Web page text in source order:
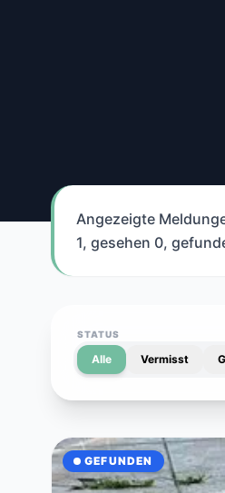
Angezeigte
1, gesehen 0,
STATUS
Alle Vermisst
GEFUNDEN